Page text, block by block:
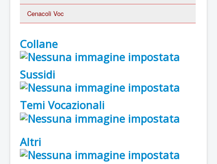
Cenacoli Voc
Collane
Sussidi
Temi Vocazionali
Altri